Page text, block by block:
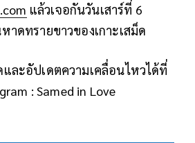
แล้วเจอกันวันเสาร์ที่ 6
ดทรายขาวของเกาะเสม็ด
และอัปเดตความเคลื่อนไหวได้ที่
: Samed in Love